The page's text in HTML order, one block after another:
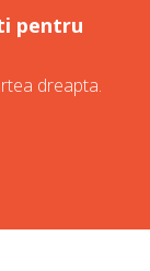
pentru
dreapta.